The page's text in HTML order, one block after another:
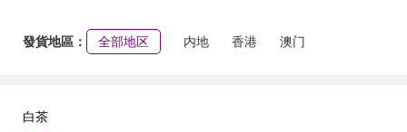
發貨地區： 全部地区 内地 香港 澳门
白茶